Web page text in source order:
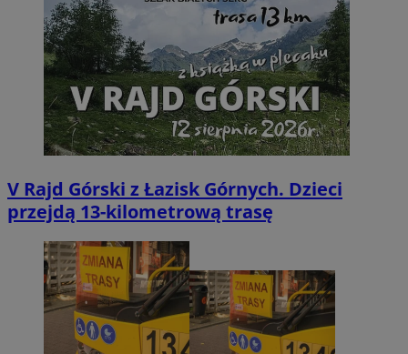
V Rajd Górski z Łazisk Górnych. Dzieci
przejdą 13-kilometrową trasę